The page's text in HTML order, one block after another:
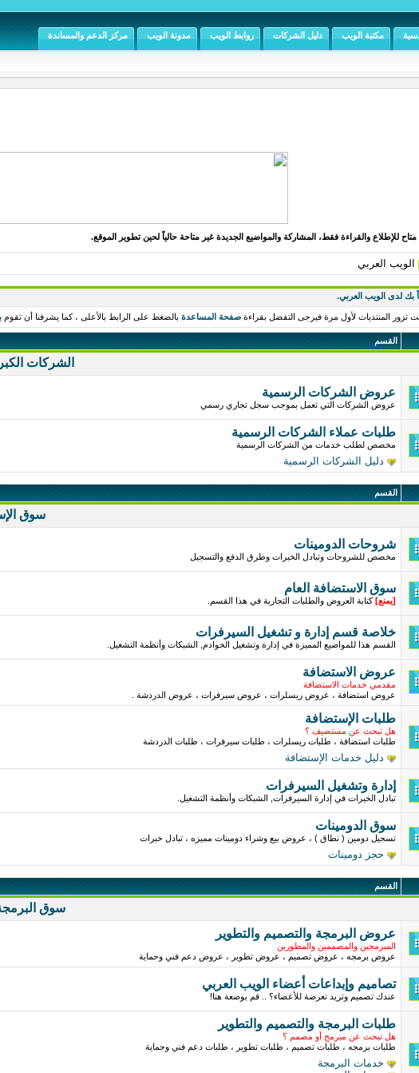
مكتبة الويب دليل الشركات روابط الويب مدونة الويب مركز الدعم والمساندة
متاح للإطلاع والقراءة فقط، المشاركة والمواضيع الجديدة غير متاحة حالياً لحين تطوير الموقع.
الويب العربي
بك لدى الويب العربي.
تزور المنتديات لأول مرة فيرجى التفضل بقراءة صفحة المساعدة بالضغط على الرابط بالأعلى ، كما يشرفنا أن تقوم
القسم
الشركات
عروض الشركات الرسمية
عروض الشركات التي تعمل بموجب سجل تجاري رسمي
طلبات عملاء الشركات الرسمية
مخصص لطلب خدمات من الشركات الرسمية
دليل الشركات الرسمية
القسم
سوق
شروحات الدومينات
مخصص للشروحات وتبادل الخبرات وطرق الدفع والتسجيل
سوق الاستضافة العام
[يمنع] كتابة العروض والطلبات التجارية في هذا القسم.
خلاصة قسم إدارة و تشغيل السيرفرات
القسم هذا للمواضيع المميزة في إدارة وتشغيل الخوادم, الشبكات وأنظمة التشغيل.
عروض الاستضافة
مقدمي خدمات الاستضافة
عروض استضافة ، عروض ريسلرات ، عروض سيرفرات ، عروض الدردشة .
طلبات الإستضافة
هل تبحث عن مستضيف ؟
طلبات استضافة ، طلبات ريسلرات ، طلبات سيرفرات ، طلبات الدردشة
دليل خدمات الإستضافة
إدارة وتشغيل السيرفرات
تبادل الخبرات في إدارة السيرفرات, الشبكات وأنظمة التشغيل.
سوق الدومينات
تسجيل دومين ( نطاق ) ، عروض بيع وشراء دومينات مميزه ، تبادل خبرات
حجز دومينات
القسم
سوق
عروض البرمجة والتصميم والتطوير
المبرمجين والمصممين والمطورين
عروض برمجه ، عروض تصميم ، عروض تطوير ، عروض دعم فني وحماية
تصاميم وإبداعات أعضاء الويب العربي
عندك تصميم وتريد تعرضة للأعضاء؟ .. قم بوضعة هنا!
طلبات البرمجة والتصميم والتطوير
هل تبحث عن مبرمج أو مصمم ؟
طلبات برمجه ، طلبات تصميم ، طلبات تطوير ، طلبات دعم فني وحماية
خدمات البرمجة